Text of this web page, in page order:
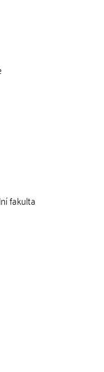
fakulta